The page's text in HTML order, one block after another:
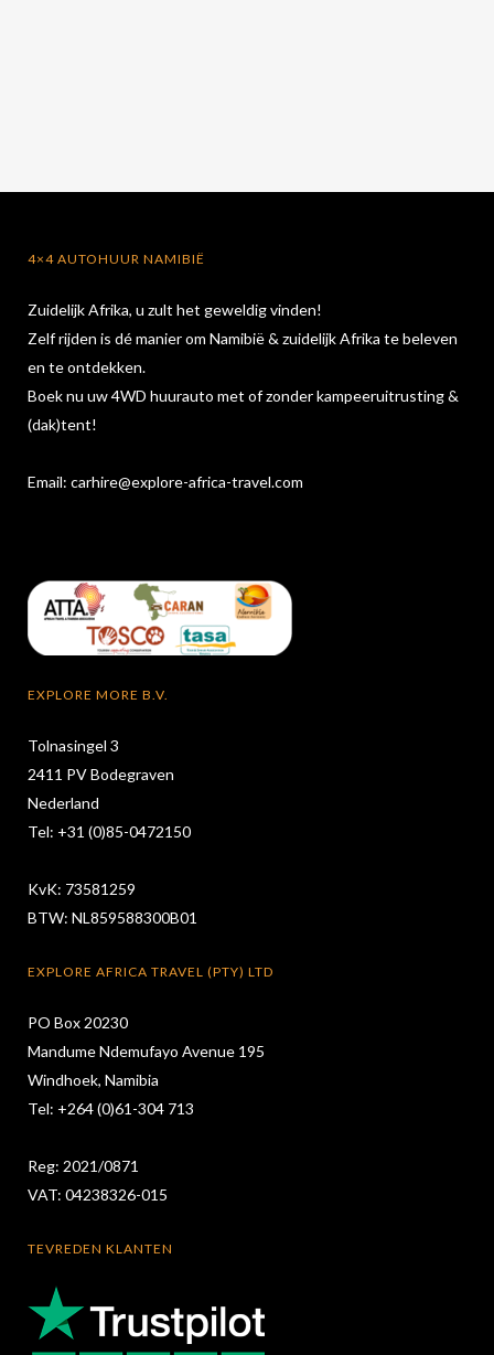
4×4 AUTOHUUR NAMIBIË
Zuidelijk Afrika, u zult het geweldig vinden!
Zelf rijden is dé manier om Namibië & zuidelijk Afrika te beleven
en te ontdekken.
Boek nu uw 4WD huurauto met of zonder kampeeruitrusting &
(dak)tent!
Email: carhire@explore-africa-travel.com
EXPLORE MORE B.V.
Tolnasingel 3
2411 PV Bodegraven
Nederland
Tel: +31 (0)85-0472150
KvK: 73581259
BTW: NL859588300B01
EXPLORE AFRICA TRAVEL (PTY) LTD
PO Box 20230
Mandume Ndemufayo Avenue 195
Windhoek, Namibia
Tel: +264 (0)61-304 713
Reg: 2021/0871
VAT: 04238326-015
TEVREDEN KLANTEN